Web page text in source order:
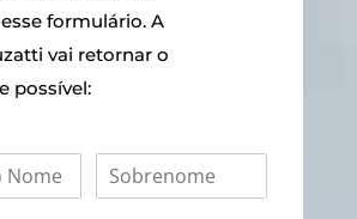
formulário. A
vai retornar o
possível: